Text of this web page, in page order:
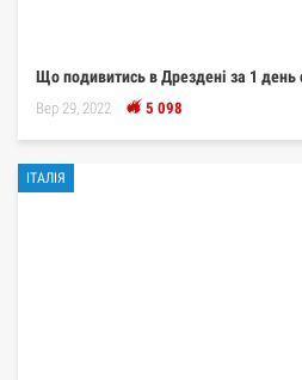
Що подивитись в Дрездені за 1 день
Вер 29, 2022 5 098
ІТАЛІЯ